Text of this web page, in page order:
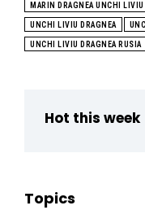
MARIN DRAGNEA UNCHI LIVIU
UNCHI LIVIU DRAGNEA
UNCHI LIVIU DRAGNEA RUSIA
Hot this week
Topics